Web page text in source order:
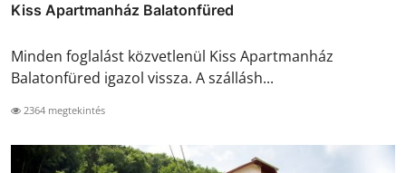
Kiss Apartmanház Balatonfüred
Minden foglalást közvetlenül Kiss Apartmanház
Balatonfüred igazol vissza. A szállásh...
2364 megtekintés